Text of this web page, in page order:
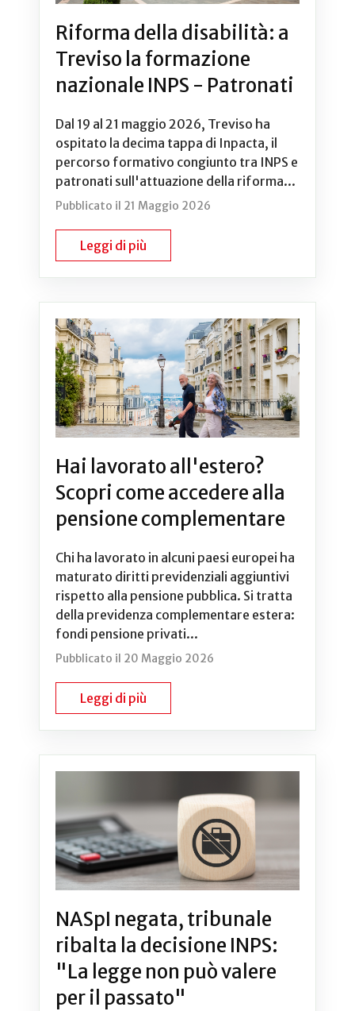
Riforma della disabilità: a
Treviso la formazione
nazionale INPS - Patronati
Dal 19 al 21 maggio 2026, Treviso ha
ospitato la decima tappa di Inpacta, il
percorso formativo congiunto tra INPS e
patronati sull'attuazione della riforma...
Pubblicato il 21 Maggio 2026
Leggi di più
Hai lavorato all'estero?
Scopri come accedere alla
pensione complementare
Chi ha lavorato in alcuni paesi europei ha
maturato diritti previdenziali aggiuntivi
rispetto alla pensione pubblica. Si tratta
della previdenza complementare estera:
fondi pensione privati...
Pubblicato il 20 Maggio 2026
Leggi di più
NASpI negata, tribunale
ribalta la decisione INPS:
"La legge non può valere
per il passato"